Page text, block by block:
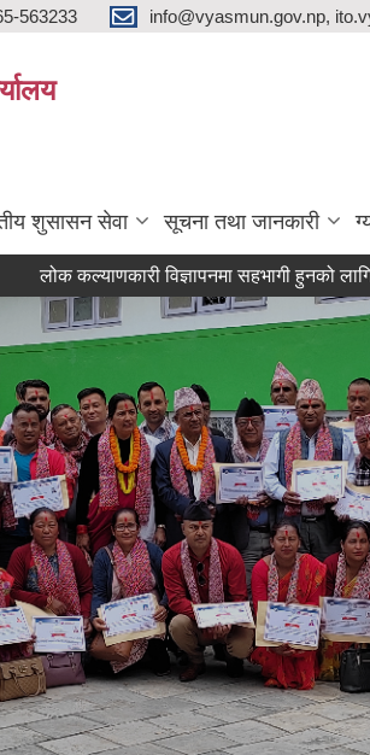
563233 info@vyasmun.gov.np,
शुसासन सेवा सूचना तथा जानकारी
विज्ञापनमा सहभागी हुनको लागि सञ्चार